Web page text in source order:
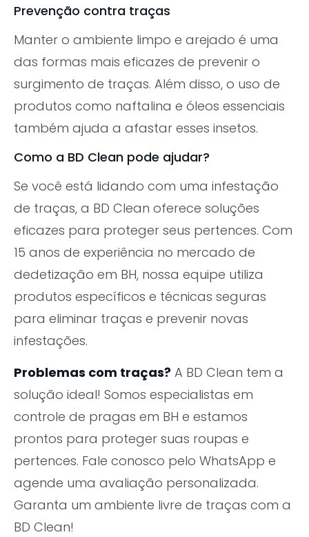
Prevenção contra traças
Manter o ambiente limpo e arejado é uma
das formas mais eficazes de prevenir o
surgimento de traças. Além disso, o uso de
produtos como naftalina e óleos essenciais
também ajuda a afastar esses insetos.
Como a BD Clean pode ajudar?
Se você está lidando com uma infestação
de traças, a BD Clean oferece soluções
eficazes para proteger seus pertences. Com
15 anos de experiência no mercado de
dedetização em BH, nossa equipe utiliza
produtos específicos e técnicas seguras
para eliminar traças e prevenir novas
infestações.
Problemas com traças? A BD Clean tem a
solução ideal! Somos especialistas em
controle de pragas em BH e estamos
prontos para proteger suas roupas e
pertences. Fale conosco pelo WhatsApp e
agende uma avaliação personalizada.
Garanta um ambiente livre de traças com a
BD Clean!